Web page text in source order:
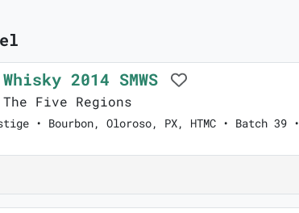
2014 SMWS
Five Regions
• Bourbon, Oloroso, PX, HTMC • Batch 39 •